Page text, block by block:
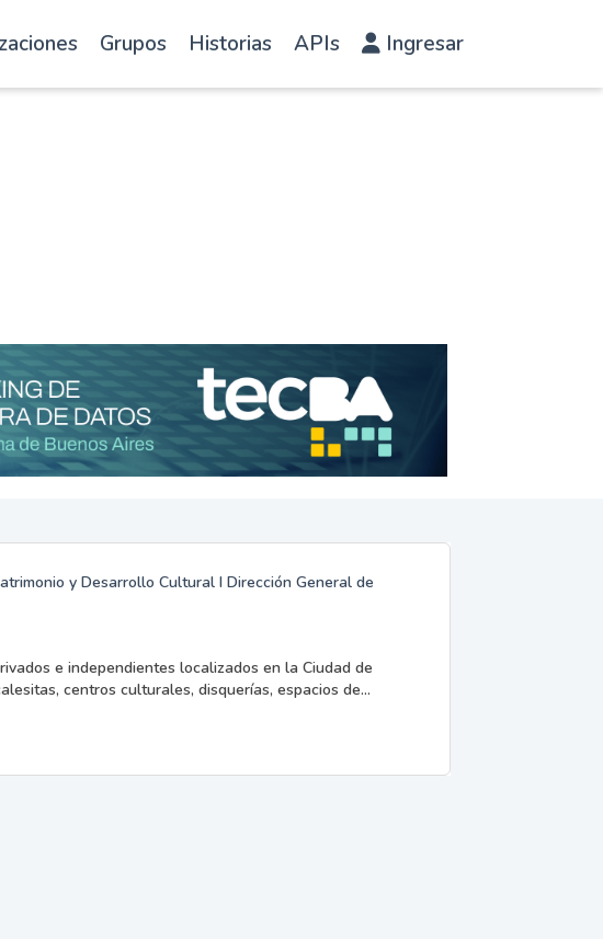
Grupos Historias APIs Ingresar
y Desarrollo Cultural I Dirección General de
e independientes localizados en la Ciudad de
centros culturales, disquerías, espacios de...